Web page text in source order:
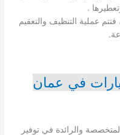
.
عملية التنظيف والتعقيم
في عمان
والرائدة في توفير